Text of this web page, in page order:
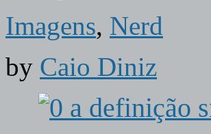
Imagens, Nerd
by Caio Diniz